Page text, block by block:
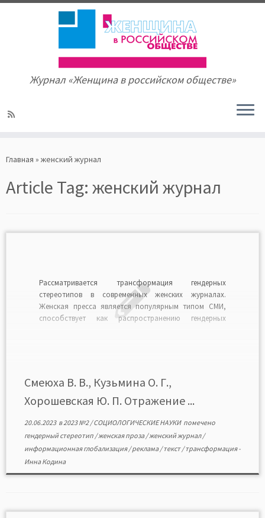
to
Журнал «Женщина в российском обществе»
Главная » женский журнал
Article Tag: женский журнал
Рассматривается трансформация гендерных
стереотипов в современных женских журналах.
Женская пресса является популярным типом СМИ,
способствует как распространению гендерных
журналов, журналистские тексты, литературные
произведения, рекламу и приходят к заключению, […]
Смеюха В. В., Кузьмина О. Г.,
Хорошевская Ю. П. Отражение ...
20.06.2023в2023 №2/СОЦИОЛОГИЧЕСКИЕ НАУКИ помечено
гендерный стереотип /женская проза/женский журнал/
информационная глобализация/реклама/текст/трансформация-
Инна Кодина